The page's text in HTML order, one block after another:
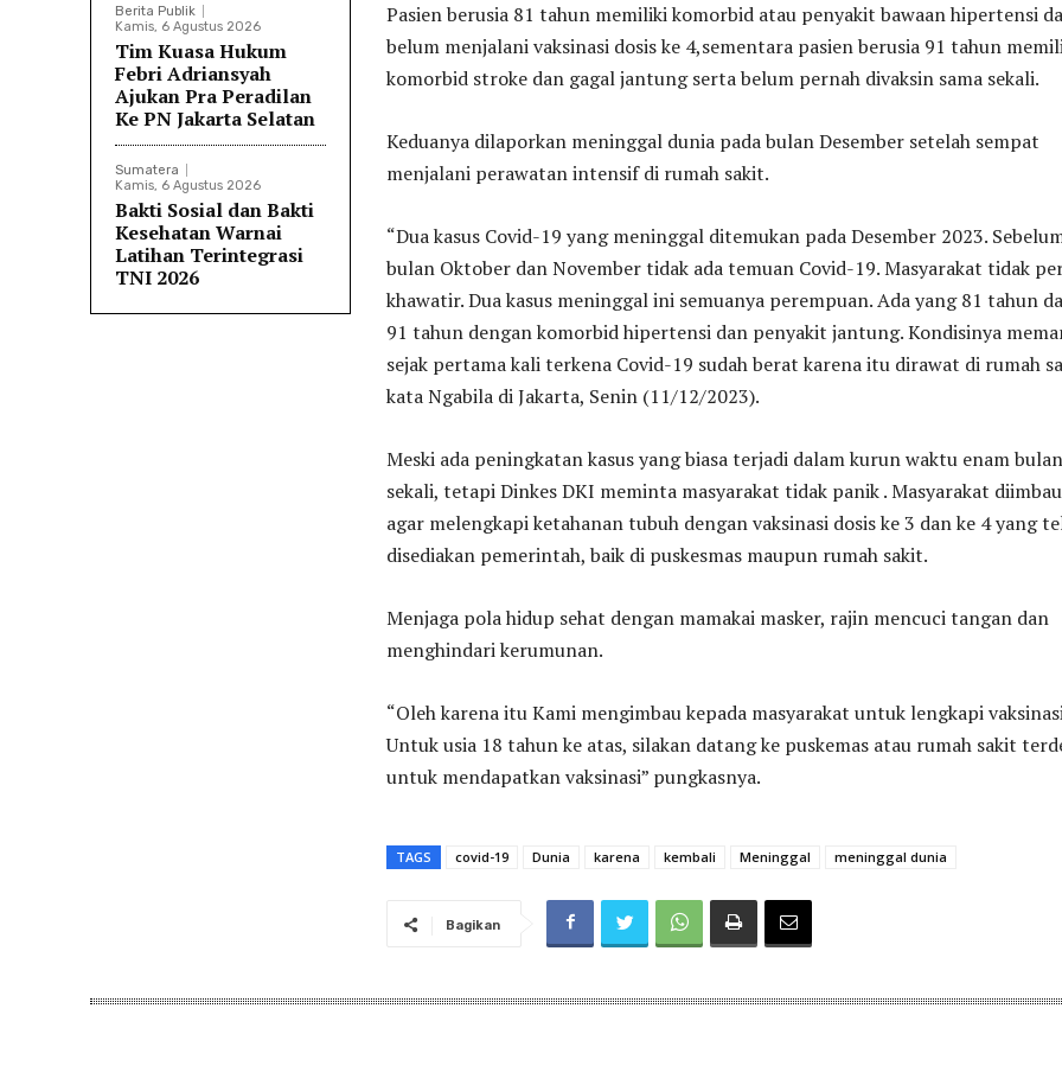
Berita Publik
Kamis, 6 Agustus 2026
Tim Kuasa Hukum
Febri Adriansyah
Ajukan Pra Peradilan
Ke PN Jakarta Selatan
Sumatera
Kamis, 6 Agustus 2026
Bakti Sosial dan Bakti
Kesehatan Warnai
Latihan Terintegrasi
TNI 2026
Pasien berusia 81 tahun memiliki komorbid atau penyakit bawaan hipertensi
belum menjalani vaksinasi dosis ke 4,sementara pasien berusia 91 tahun
komorbid stroke dan gagal jantung serta belum pernah divaksin sama sekali.
Keduanya dilaporkan meninggal dunia pada bulan Desember setelah sempat
menjalani perawatan intensif di rumah sakit.
“Dua kasus Covid-19 yang meninggal ditemukan pada Desember 2023.
bulan Oktober dan November tidak ada temuan Covid-19. Masyarakat tidak
khawatir. Dua kasus meninggal ini semuanya perempuan. Ada yang 81 tahun
91 tahun dengan komorbid hipertensi dan penyakit jantung. Kondisinya
sejak pertama kali terkena Covid-19 sudah berat karena itu dirawat di rumah
kata Ngabila di Jakarta, Senin (11/12/2023).
Meski ada peningkatan kasus yang biasa terjadi dalam kurun waktu enam bulan
sekali, tetapi Dinkes DKI meminta masyarakat tidak panik . Masyarakat diimbau
agar melengkapi ketahanan tubuh dengan vaksinasi dosis ke 3 dan ke 4 yang
disediakan pemerintah, baik di puskesmas maupun rumah sakit.
Menjaga pola hidup sehat dengan mamakai masker, rajin mencuci tangan dan
menghindari kerumunan.
“Oleh karena itu Kami mengimbau kepada masyarakat untuk lengkapi
Untuk usia 18 tahun ke atas, silakan datang ke puskemas atau rumah sakit
untuk mendapatkan vaksinasi” pungkasnya.
TAGS covid-19 Dunia karena kembali Meninggal meninggal dunia
Bagikan